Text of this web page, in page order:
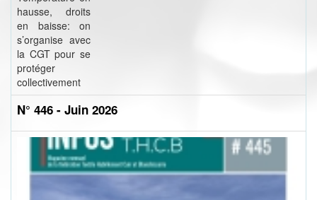
hausse, droits
en baisse: on
s’organise avec
la CGT pour se
protéger
collectivement
N° 446 - Juin 2026